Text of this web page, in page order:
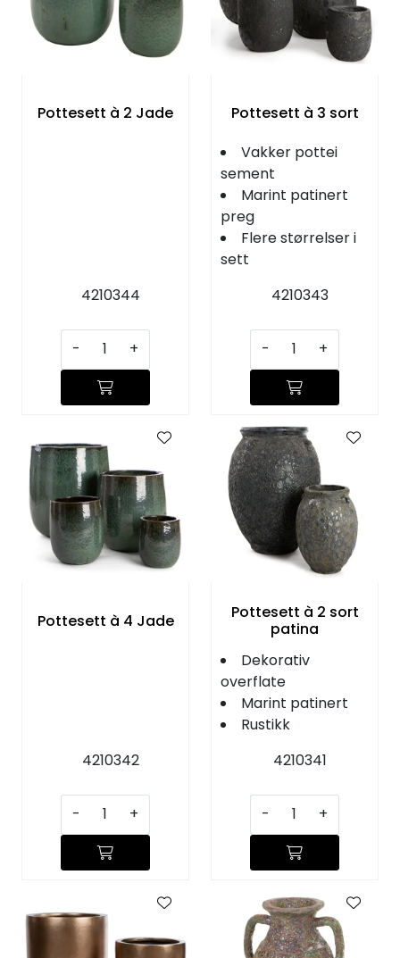
Pottesett à 2 Jade
4210344
- +
Pottesett à 3 sort
Vakker pottei
sement
Marint patinert
preg
Flere størrelser i
sett
4210343
- +
Pottesett à 4 Jade
4210342
- +
Pottesett à 2 sort
patina
Dekorativ
overflate
Marint patinert
Rustikk
4210341
- +